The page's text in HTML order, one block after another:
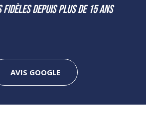
fidèles depuis plus de 15 ans
AVIS GOOGLE